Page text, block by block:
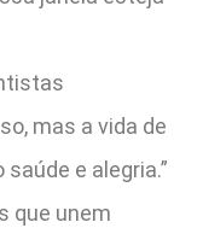
mas a vida de
e alegria.”
que unem